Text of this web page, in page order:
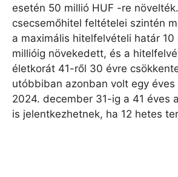
esetén 50 millió HUF -re
csecsemőhitel feltételei szintén
a maximális hitelfelvételi határ 10
millióig növekedett, és a
életkorát 41-ről 30 évre
utóbbiban azonban volt egy éves
2024. december 31-ig a 41 éves
is jelentkezhetnek, ha 12 hetes